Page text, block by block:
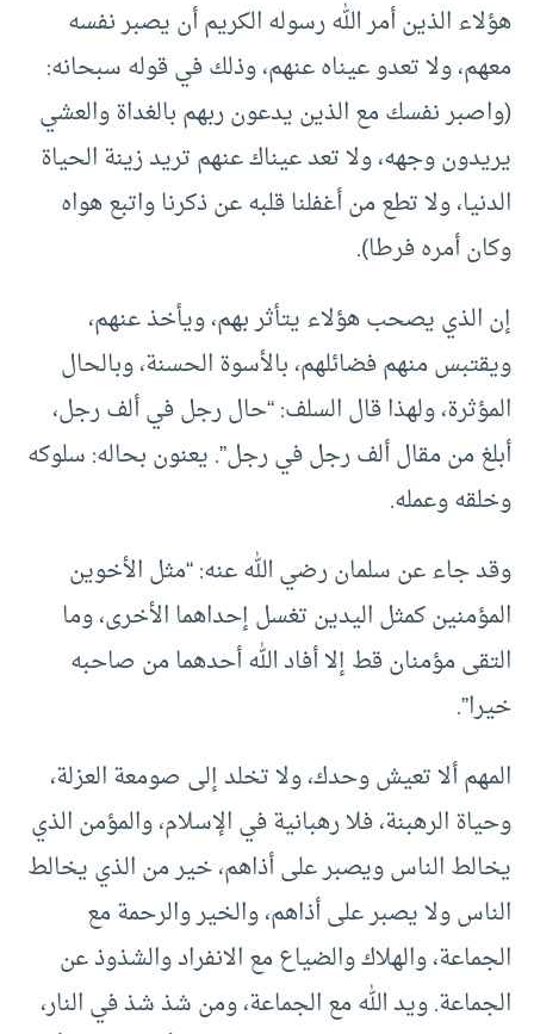
هؤلاء الذين أمر الله رسوله الكريم أن يصبر نفسه
معهم، ولا تعدو عيناه عنهم، وذلك في قوله سبحانه:
(واصبر نفسك مع الذين يدعون ربهم بالغداة والعشي
يريدون وجهه، ولا تعد عيناك عنهم تريد زينة الحياة
الدنيا، ولا تطع من أغفلنا قلبه عن ذكرنا واتبع هواه
وكان أمره فرطا).
إن الذي يصحب هؤلاء يتأثر بهم، ويأخذ عنهم،
ويقتبس منهم فضائلهم، بالأسوة الحسنة، وبالحال
المؤثرة، ولهذا قال السلف: “حال رجل في ألف رجل،
أبلغ من مقال ألف رجل في رجل”. يعنون بحاله: سلوكه
وخلقه وعمله.
وقد جاء عن سلمان رضي الله عنه: “مثل الأخوين
المؤمنين كمثل اليدين تغسل إحداهما الأخرى، وما
التقى مؤمنان قط إلا أفاد الله أحدهما من صاحبه
خيرا”.
المهم ألا تعيش وحدك، ولا تخلد إلى صومعة العزلة،
وحياة الرهبنة، فلا رهبانية في الإسلام، والمؤمن الذي
يخالط الناس ويصبر على أذاهم، خير من الذي يخالط
الناس ولا يصبر على أذاهم، والخير والرحمة مع
الجماعة، والهلاك والضياع مع الانفراد والشذوذ عن
الجماعة. ويد الله مع الجماعة، ومن شذ شذ في النار،